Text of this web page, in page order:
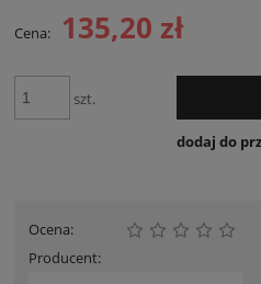
Cena: 135,20 zł
szt.
dodaj do
Ocena:
Producent: